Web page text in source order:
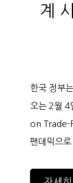
계
한국 정부
오는 2월 4
on Trade-
팬데믹으